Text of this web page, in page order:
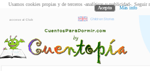
acceso al Club Children Stories
Usamos cookies propias y de terceros -analíticas y publicidad-. Seguir
Acepto Más info